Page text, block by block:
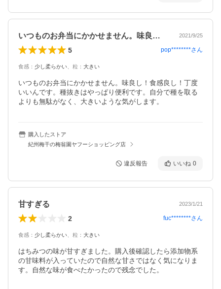
いつものお弁当にかかせません。味良し！… 2021/9/25
5 pop********さん
食感 ： 少し柔らかい 粒 ： 大きい
いつものお弁当にかかせません。味良し！食感良し！丁度
いいんです。種抜きはやっぱり便利です。自分で種を取る
よりも無駄がなく、大きいような気がします。
購入したストア
紀州梅干の梅翁園ヤフーショッピング店
違反報告 いいね 0
甘すぎる 2023/1/21
2 fuc********さん
食感 ： 少し柔らかい 粒 ： 大きい
はちみつの味が甘すぎました。購入後確認したら添加物系
の甘味料が入っていたので自然な甘さではなく気になりま
す。自然な味が食べたかったので残念でした。